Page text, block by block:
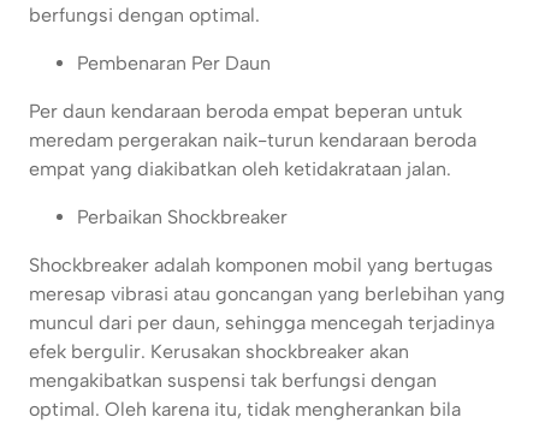
berfungsi dengan optimal.
Pembenaran Per Daun
Per daun kendaraan beroda empat beperan untuk
meredam pergerakan naik-turun kendaraan beroda
empat yang diakibatkan oleh ketidakrataan jalan.
Perbaikan Shockbreaker
Shockbreaker adalah komponen mobil yang bertugas
meresap vibrasi atau goncangan yang berlebihan yang
muncul dari per daun, sehingga mencegah terjadinya
efek bergulir. Kerusakan shockbreaker akan
mengakibatkan suspensi tak berfungsi dengan
optimal. Oleh karena itu, tidak mengherankan bila